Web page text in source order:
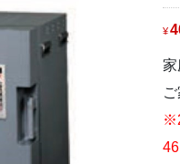
¥
家